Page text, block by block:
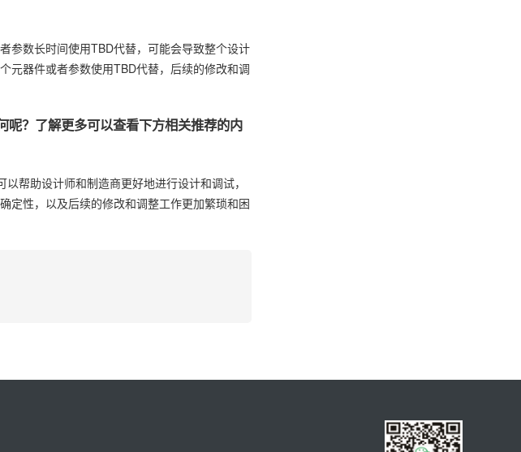
参数长时间使用TBD代替，可能会导致整个设计
元器件或者参数使用TBD代替，后续的修改和调
？了解更多可以查看下方相关推荐的内
帮助设计师和制造商更好地进行设计和调试，
定性，以及后续的修改和调整工作更加繁琐和困